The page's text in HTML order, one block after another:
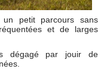
petit parcours sans
et de larges
dégagé par jouir de